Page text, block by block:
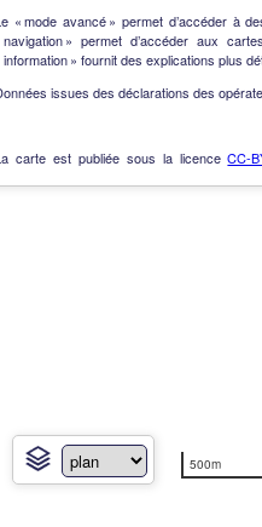
500m
« mode avancé » permet d’accéder à
navigation » permet d’accéder aux
information » fournit des explications plus
issues des déclarations des
carte est publiée sous la licenceCC-